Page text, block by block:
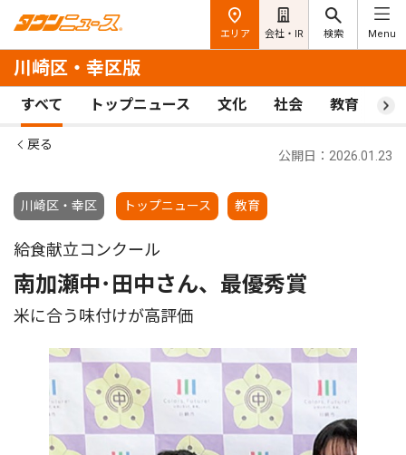
エリア 会社・IR 検索 Menu
川崎区・幸区版
すべて トップニュース 文化 社会 教育 ス
戻る
川崎区・幸区 トップニュース 教育
公開日：2026.01.23
給食献立コンクール
南加瀬中･田中さん、最優秀賞
米に合う味付けが高評価